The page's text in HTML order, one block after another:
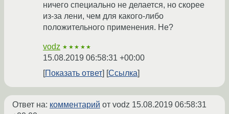
ничего специально не делается, но скорее
из-за лени, чем для какого-либо
положительного применения. Не?
vodz ★★★★★
15.08.2019 06:58:31 +00:00
Показать ответ
Ссылка
Ответ на: комментарий от vodz 15.08.2019 06:58:31